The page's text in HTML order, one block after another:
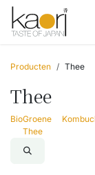
Overslaan naar
Producten Thee
Thee
BioGroene
Thee